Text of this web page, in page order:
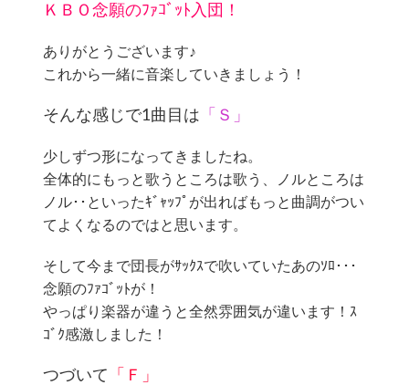
ＫＢＯ念願のﾌｧｺﾞｯﾄ入団！
ありがとうございます♪
これから一緒に音楽していきましょう！
そんな感じで1曲目は 「Ｓ」
少しずつ形になってきましたね。
全体的にもっと歌うところは歌う、ノルところは
ノル･･といったｷﾞｬｯﾌﾟが出ればもっと曲調がつい
てよくなるのではと思います。
そして今まで団長がｻｯｸｽで吹いていたあのｿﾛ･･･
念願のﾌｧｺﾞｯﾄが！
やっぱり楽器が違うと全然雰囲気が違います！ｽ
ｺﾞｸ感激しました！
つづいて 「Ｆ」